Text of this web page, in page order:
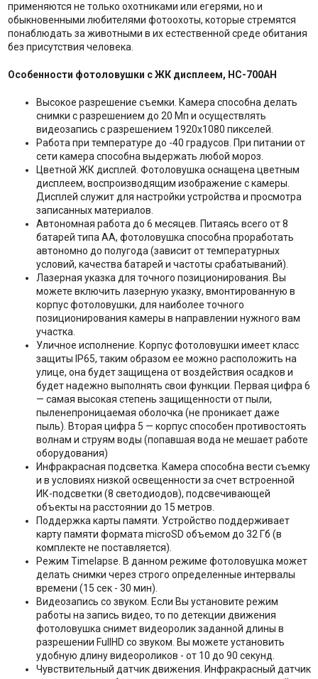
применяются не только охотниками или егерями, но и
обыкновенными любителями фотоохоты, которые стремятся
понаблюдать за животными в их естественной среде обитания
без присутствия человека.
Особенности фотоловушки с ЖК дисплеем, HC-700AH
Высокое разрешение съемки. Камера способна делать
снимки с разрешением до 20 Мп и осуществлять
видеозапись с разрешением 1920х1080 пикселей.
Работа при температуре до -40 градусов. При питании от
сети камера способна выдержать любой мороз.
Цветной ЖК дисплей. Фотоловушка оснащена цветным
дисплеем, воспроизводящим изображение с камеры.
Дисплей служит для настройки устройства и просмотра
записанных материалов.
Автономная работа до 6 месяцев. Питаясь всего от 8
батарей типа AA, фотоловушка способна проработать
автономно до полугода (зависит от температурных
условий, качества батарей и частоты срабатываний).
Лазерная указка для точного позиционирования. Вы
можете включить лазерную указку, вмонтированную в
корпус фотоловушки, для наиболее точного
позиционирования камеры в направлении нужного вам
участка.
Уличное исполнение. Корпус фотоловушки имеет класс
защиты IP65, таким образом ее можно расположить на
улице, она будет защищена от воздействия осадков и
будет надежно выполнять свои функции. Первая цифра 6
— самая высокая степень защищенности от пыли,
пыленепроницаемая оболочка (не проникает даже
пыль). Вторая цифра 5 — корпус способен противостоять
волнам и струям воды (попавшая вода не мешает работе
оборудования)
Инфракрасная подсветка. Камера способна вести съемку
и в условиях низкой освещенности за счет встроенной
ИК-подсветки (8 светодиодов), подсвечивающей
объекты на расстоянии до 15 метров.
Поддержка карты памяти. Устройство поддерживает
карту памяти формата microSD объемом до 32 Гб (в
комплекте не поставляется).
Режим Timelapse. В данном режиме фотоловушка может
делать снимки через строго определенные интервалы
времени (15 сек - 30 мин).
Видеозапись со звуком. Если Вы установите режим
работы на запись видео, то по детекции движения
фотоловушка снимет видеоролик заданной длины в
разрешении FullHD со звуком. Вы можете установить
удобную длину видеороликов - от 10 до 90 секунд.
Чувствительный датчик движения. Инфракрасный датчик